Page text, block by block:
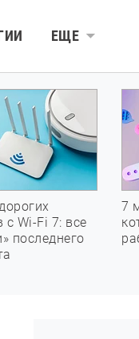
ЕЩЕ
с Wi-Fi 7: все
последнего
7